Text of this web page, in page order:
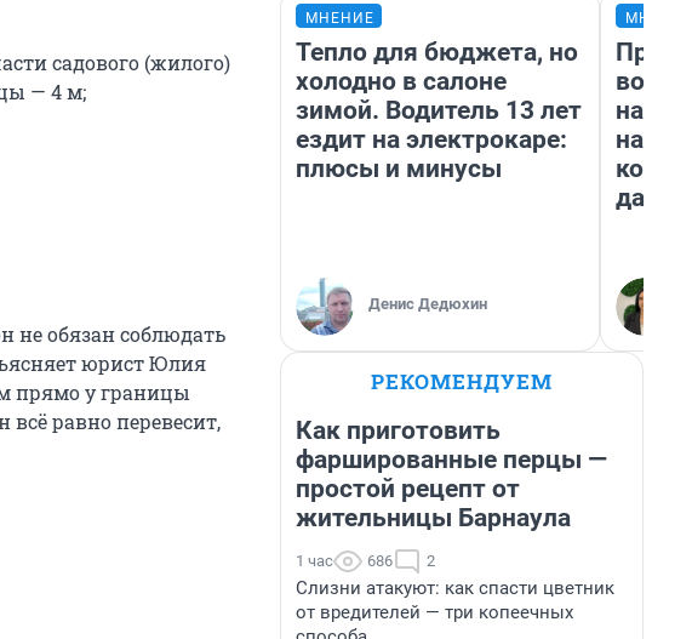
садового (жилого)
— 4 м;
не обязан соблюдать
юрист Юлия
прямо у границы
равно перевесит,
МНЕНИЕ
Тепло для бюджета, но
холодно в салоне
зимой. Водитель 13 лет
ездит на электрокаре:
плюсы и минусы
Денис Дедюхин
нам
даже
РЕКОМЕНДУЕМ
Как приготовить
фаршированные перцы —
простой рецепт от
жительницы Барнаула
1 час 686 2
Слизни атакуют: как спасти цветник
от вредителей — три копеечных